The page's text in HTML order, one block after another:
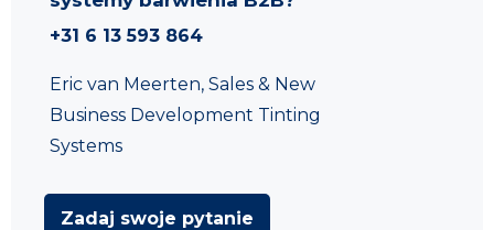
+31 6 13 593 864
Eric van Meerten, Sales & New
Business Development Tinting
Systems
Zadaj swoje pytanie